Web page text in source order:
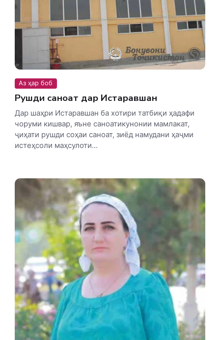
Аз ҳар боб
Рушди саноат дар Истаравшан
Дар шаҳри Истаравшан ба хотири татбиқи ҳадафи
чоруми кишвар, яъне саноатикунонии мамлакат,
ҷиҳати рушди соҳаи саноат, зиёд намудани ҳаҷми
истеҳсоли маҳсулоти...